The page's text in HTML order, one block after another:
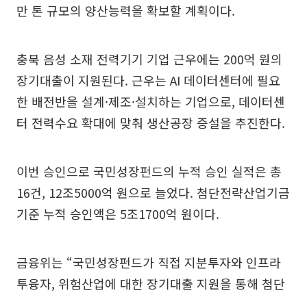
만 톤 규모의 양산능력을 확보할 계획이다.
충북 음성 소재 전력기기 기업 근우에는 200억 원의
장기대출이 지원된다. 근우는 AI 데이터센터에 필요
한 배전반을 설계·제조·설치하는 기업으로, 데이터센
터 전력수요 확대에 맞춰 생산공장 증설을 추진한다.
이번 승인으로 국민성장펀드의 누적 승인 실적은 총
16건, 12조5000억 원으로 늘었다. 첨단전략산업기금
기준 누적 승인액은 5조1700억 원이다.
금융위는 “국민성장펀드가 직접 지분투자와 인프라
투융자, 위험산업에 대한 장기대출 지원을 통해 첨단